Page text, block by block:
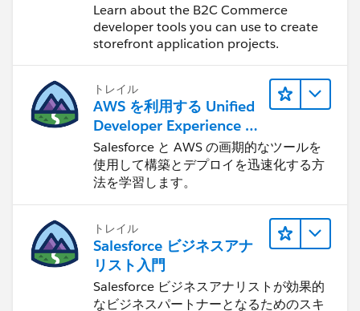
Learn about the B2C Commerce
developer tools you can use to create
storefront application projects.
トレイル
AWS を利用する Unified
Developer Experience に
ついて学ぶ
Salesforce と AWS の画期的なツールを
使用して構築とデプロイを迅速化する方
法を学習します。
トレイル
Salesforce ビジネスアナ
リスト入門
Salesforce ビジネスアナリストが効果的
なビジネスパートナーとなるためのスキ